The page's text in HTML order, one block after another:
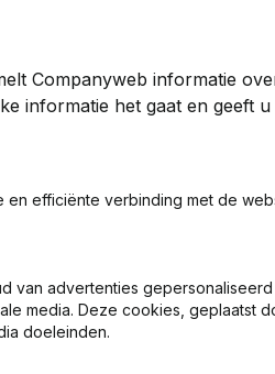
Overige Wijzigingen, …)
Companyweb informatie
informatie het gaat en geeft
efficiënte verbinding met de
van advertenties
media. Deze cookies, geplaatst
doeleinden.